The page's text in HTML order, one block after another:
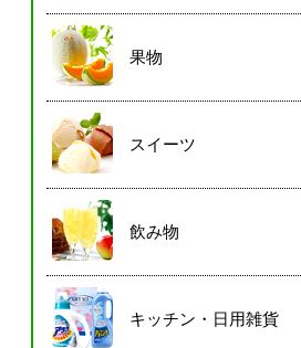
果物
スイーツ
飲み物
キッチン・日用雑貨